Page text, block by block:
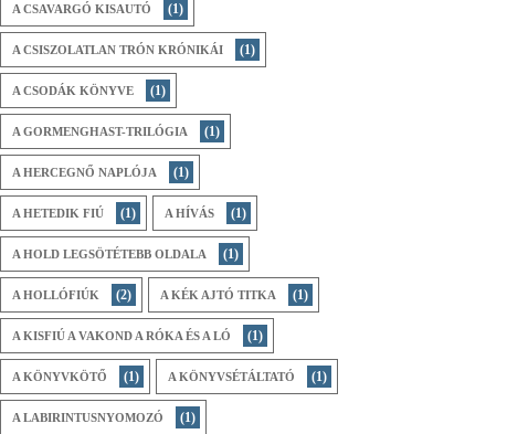
A CSAVARGÓ KISAUTÓ (1)
A CSISZOLATLAN TRÓN KRÓNIKÁI (1)
A CSODÁK KÖNYVE (1)
A GORMENGHAST-TRILÓGIA (1)
A HERCEGNŐ NAPLÓJA (1)
A HETEDIK FIÚ (1) A HÍVÁS (1)
A HOLD LEGSÖTÉTEBB OLDALA (1)
A HOLLÓFIÚK (2) A KÉK AJTÓ TITKA (1)
A KISFIÚ A VAKOND A RÓKA ÉS A LÓ (1)
A KÖNYVKÖTŐ (1) A KÖNYVSÉTÁLTATÓ (1)
A LABIRINTUSNYOMOZÓ (1)